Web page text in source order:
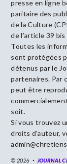
presse en ligne
paritaire des
de la Culture
de l’article 39
Toutes les
sont protégées
détenus par le
partenaires. Par
peut être
soit.
Si vous trouvez
droits d’auteur,
© 2026 JOURNAL